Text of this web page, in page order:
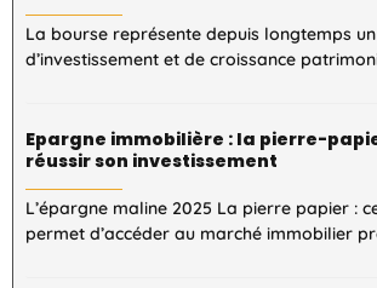
La bourse représente depuis longtemps
d’investissement et de croissance
Epargne immobilière : la pierre-
réussir son investissement
L’épargne maline 2025 La pierre papier :
permet d’accéder au marché immobilier